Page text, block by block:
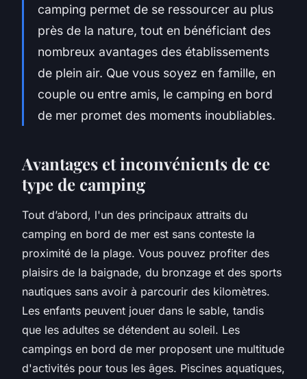
camping permet de se ressourcer au plus
près de la nature, tout en bénéficiant des
nombreux avantages des établissements
de plein air. Que vous soyez en famille, en
couple ou entre amis, le camping en bord
de mer promet des moments inoubliables.
Avantages et inconvénients de ce
type de camping
Tout d’abord, l'un des principaux attraits du
camping en bord de mer est sans conteste la
proximité de la plage. Vous pouvez profiter des
plaisirs de la baignade, du bronzage et des sports
nautiques sans avoir à parcourir des kilomètres.
Les enfants peuvent jouer dans le sable, tandis
que les adultes se détendent au soleil. Les
campings en bord de mer proposent une multitude
d'activités pour tous les âges. Piscines aquatiques,